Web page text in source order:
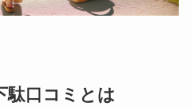
駄口コミとは